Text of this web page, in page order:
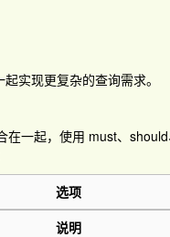
实现更复杂的查询需求。
在一起，使用 must、 should
选项
说明